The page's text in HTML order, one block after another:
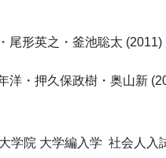
尾形英之・釜池聡太
洋・押久保政樹・奥山新
学院 大学編入学 社会人